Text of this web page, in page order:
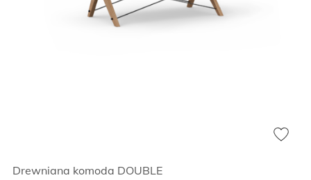
Drewniana komoda DOUBLE